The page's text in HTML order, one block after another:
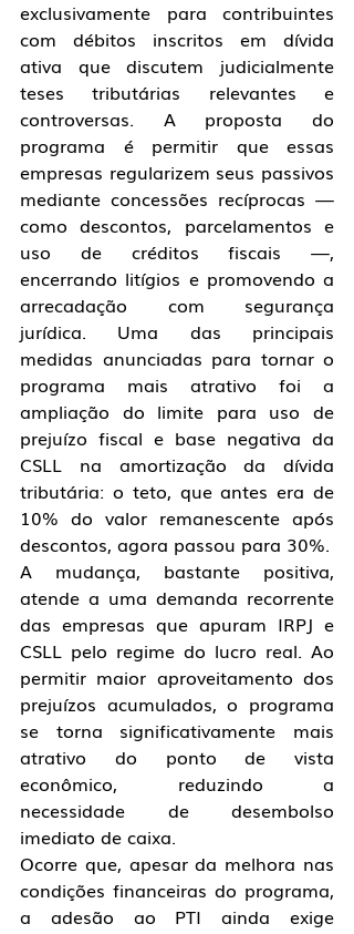
exclusivamente para contribuintes
com débitos inscritos em dívida
ativa que discutem judicialmente
teses tributárias relevantes e
controversas. A proposta do
programa é permitir que essas
empresas regularizem seus passivos
mediante concessões recíprocas —
como descontos, parcelamentos e
uso de créditos fiscais —,
encerrando litígios e promovendo a
arrecadação com segurança
jurídica. Uma das principais
medidas anunciadas para tornar o
programa mais atrativo foi a
ampliação do limite para uso de
prejuízo fiscal e base negativa da
CSLL na amortização da dívida
tributária: o teto, que antes era de
10% do valor remanescente após
descontos, agora passou para 30%.
A mudança, bastante positiva,
atende a uma demanda recorrente
das empresas que apuram IRPJ e
CSLL pelo regime do lucro real. Ao
permitir maior aproveitamento dos
prejuízos acumulados, o programa
se torna significativamente mais
atrativo do ponto de vista
econômico, reduzindo a
necessidade de desembolso
imediato de caixa.
Ocorre que, apesar da melhora nas
condições financeiras do programa,
a adesão ao PTI ainda exige